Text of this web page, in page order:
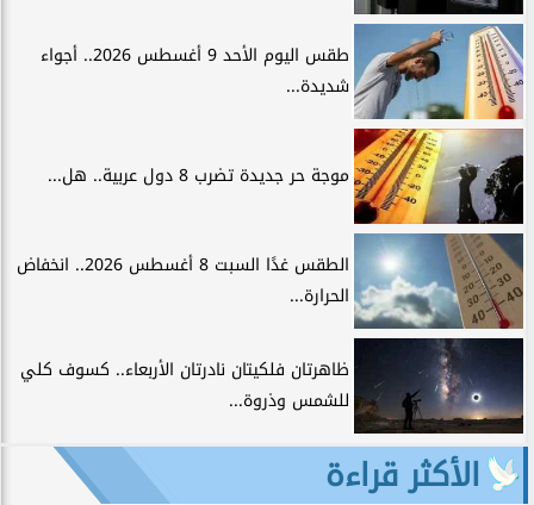
طقس اليوم الأحد 9 أغسطس 2026.. أجواء
شديدة...
موجة حر جديدة تضرب 8 دول عربية.. هل...
الطقس غدًا السبت 8 أغسطس 2026.. انخفاض
الحرارة...
ظاهرتان فلكيتان نادرتان الأربعاء.. كسوف كلي
للشمس وذروة...
الأكثر قراءة